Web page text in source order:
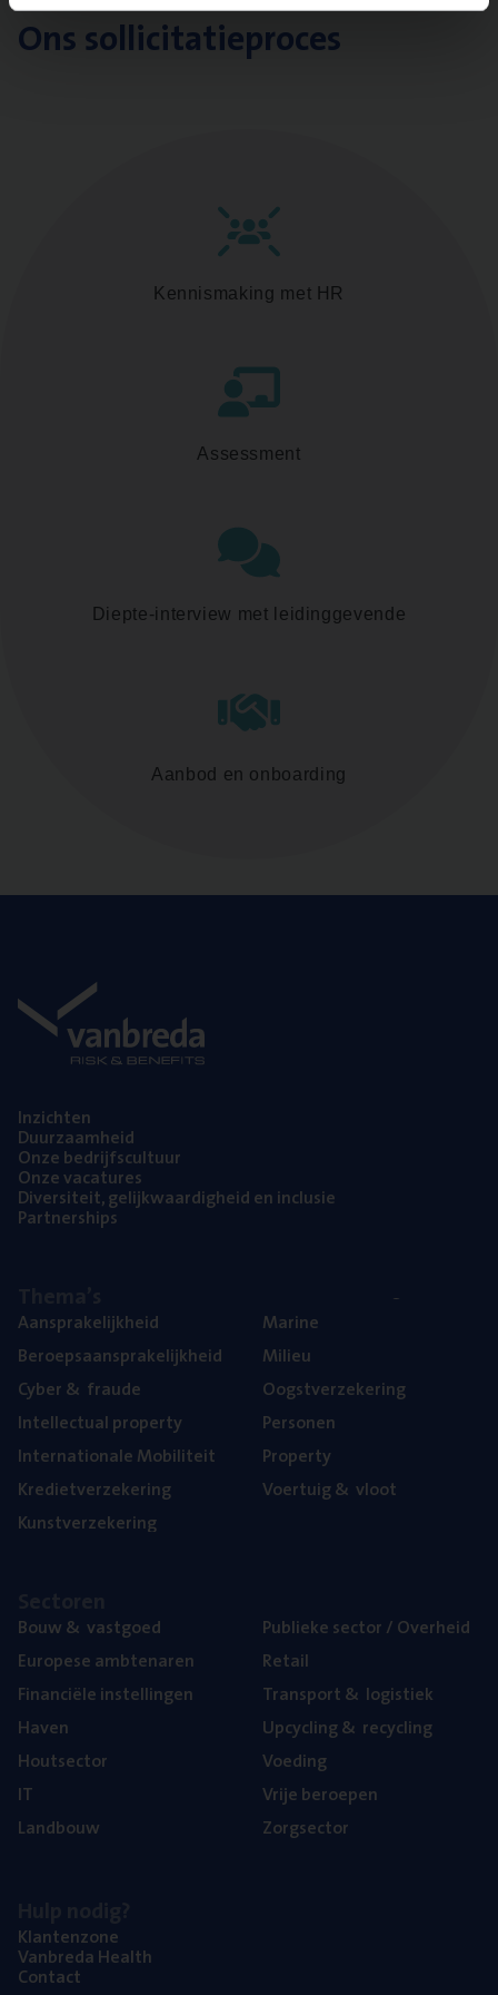
Ons sollicitatieproces
Kennismaking met HR
Assessment
Diepte-interview met leidinggevende
Aanbod en onboarding
Inzich­ten
Duur­zaam­heid
Onze bedrijfs­cul­tuur
Onze vaca­tu­res
Diver­si­teit, gelijk­waar­dig­heid en inclusie
Part­ner­ships
Aan­spra­ke­lijk­heid
Beroeps­aan­spra­ke­lijk­heid
Cyber& fraude
Intel­lec­tu­al property
Inter­na­ti­o­na­le Mobiliteit
Kre­diet­ver­ze­ke­ring
Kunst­ver­ze­ke­ring
Mari­ne
Mili­eu
Oogst­ver­ze­ke­ring
Per­so­nen
Pro­per­ty
Voer­tuig& vloot
Bouw& vastgoed
Euro­pe­se ambtenaren
Finan­ci­ë­le instellingen
Haven
Hout­sec­tor
IT
Land­bouw
Publie­ke sec­tor / Overheid
Retail
Trans­port& logistiek
Upcy­cling& recycling
Voe­ding
Vrije beroe­pen
Zorg­sec­tor
Klan­ten­zo­ne
Van­b­re­da Health
Con­tact